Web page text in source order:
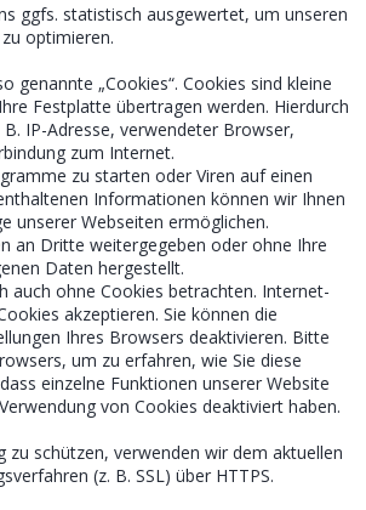
ggfs. statistisch ausgewertet, um unseren
optimieren.
genannte „Cookies“. Cookies sind kleine
Festplatte übertragen werden. Hierdurch
IP-Adresse, verwendeter Browser,
zum Internet.
zu starten oder Viren auf einen
Informationen können wir Ihnen
unserer Webseiten ermöglichen.
an Dritte weitergegeben oder ohne Ihre
Daten hergestellt.
auch ohne Cookies betrachten. Internet-
akzeptieren. Sie können die
Ihres Browsers deaktivieren. Bitte
um zu erfahren, wie Sie diese
einzelne Funktionen unserer Website
von Cookies deaktiviert haben.
schützen, verwenden wir dem aktuellen
(z. B. SSL) über HTTPS.